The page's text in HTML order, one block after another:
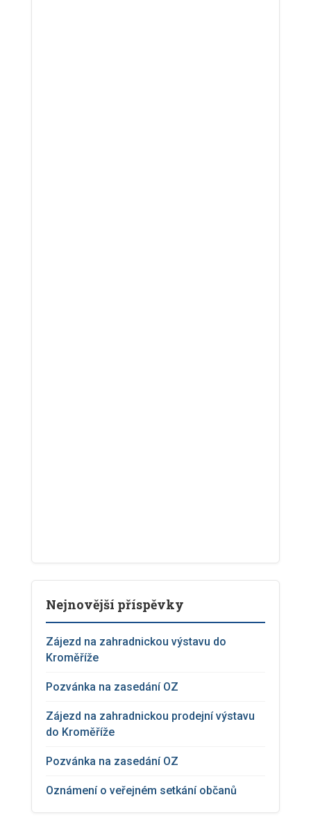
Nejnovější příspěvky
Zájezd na zahradnickou výstavu do
Kroměříže
Pozvánka na zasedání OZ
Zájezd na zahradnickou prodejní výstavu
do Kroměříže
Pozvánka na zasedání OZ
Oznámení o veřejném setkání občanů